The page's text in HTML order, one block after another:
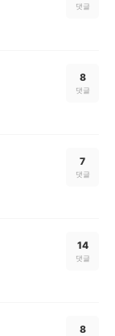
댓글
8
댓글
7
댓글
14
댓글
8